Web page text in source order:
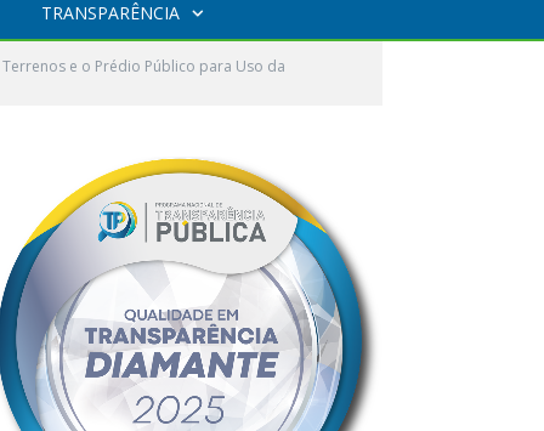
TRANSPARÊNCIA
Terrenos e o Prédio Público para Uso da